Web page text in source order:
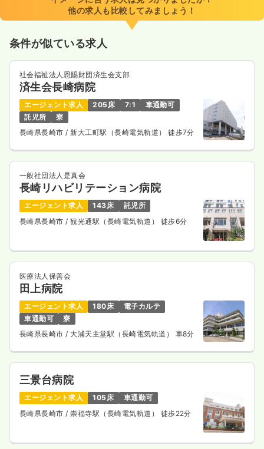
8:30～17:00（休憩60分）
日祝休み
オンコールあり 月給32万円以上可
気になる
外来正・准看護師 一般病院
日勤のみ（常勤） 一時募集休止
給与 18.4〜26.9万円/月 賞与3ヶ月
※一例
時間 8:30～17:00
ブランク可
月給26万円以上可
気になる 詳細を見る
他の求人も比較してみましょう！
条件が似ている求人
社会福祉法人恩賜財団済生会支部
済生会長崎病院
エージェント求人 205床 7:1
車通勤可
託児所
寮
長崎県長崎市/ 新大工町駅（長崎電気軌道） 徒歩7分
一般社団法人是真会
長崎リハビリテーション病院
エージェント求人 143床
託児所
長崎県長崎市 / 観光通駅（長崎電気軌道） 徒歩6分
医療法人保善会
田上病院
エージェント求人 180床
電子カルテ
車通勤可
寮
長崎県長崎市/ 大浦天主堂駅（長崎電気軌道） 車8分
三景台病院
エージェント求人 105床
車通勤可
長崎県長崎市 / 崇福寺駅（長崎電気軌道） 徒歩22分